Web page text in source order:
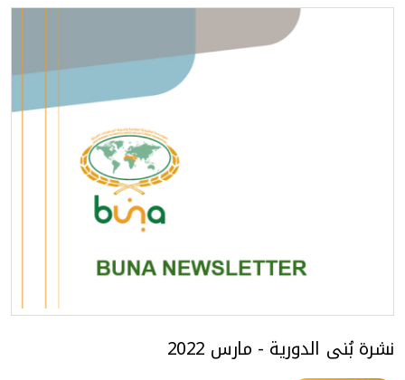
نشرة بُنى الدورية - مارس 2022